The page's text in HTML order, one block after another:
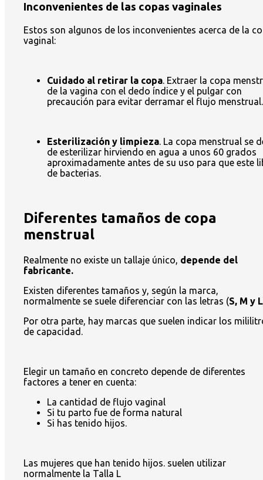
Inconvenientes de las copas vaginales
Estos son algunos de los inconvenientes acerca de la
vaginal:
Cuidado al retirar la copa. Extraer la copa
de la vagina con el dedo índice y el pulgar con
precaución para evitar derramar el flujo menstrual.
Esterilización y limpieza. La copa menstrual se
de esterilizar hirviendo en agua a unos 60 grados
aproximadamente antes de su uso para que este
de bacterias.
Diferentes tamaños de copa
menstrual
Realmente no existe un tallaje único, depende del
fabricante.
Existen diferentes tamaños y, según la marca,
normalmente se suele diferenciar con las letras (S, M y L
Por otra parte, hay marcas que suelen indicar los
de capacidad.
Elegir un tamaño en concreto depende de diferentes
factores a tener en cuenta:
La cantidad de flujo vaginal
Si tu parto fue de forma natural
Si has tenido hijos.
Las mujeres que han tenido hijos. suelen utilizar
normalmente la Talla L